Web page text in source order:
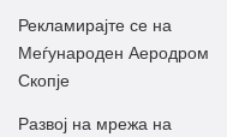
Рекламирајте се на
Меѓународен Аеродром
Скопје
Развој на мрежа на